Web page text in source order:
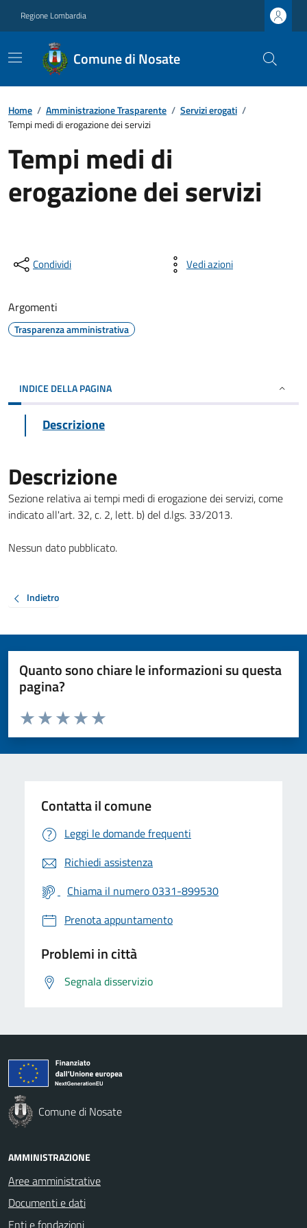
Regione Lombardia
Comune di Nosate
Home / Amministrazione Trasparente / Servizi erogati /
Tempi medi di erogazione dei servizi
Tempi medi di
erogazione dei servizi
Condividi Vedi azioni
Argomenti
Trasparenza amministrativa
INDICE DELLA PAGINA
Descrizione
Descrizione
Sezione relativa ai tempi medi di erogazione dei servizi, come
indicato all'art. 32, c. 2, lett. b) del d.lgs. 33/2013.
Nessun dato pubblicato.
Indietro
Quanto sono chiare le informazioni su questa
pagina?
Valuta da 1 a 5 stelle la pagina
Valuta 5 stelle su 5
Valuta 4 stelle su 5
Valuta 3 stelle su 5
Valuta 2 stelle su 5
Valuta 1 stelle su 5
Contatta il comune
Leggi le domande frequenti
Richiedi assistenza
Chiama il numero 0331-899530
Prenota appuntamento
Problemi in città
Segnala disservizio
Comune di Nosate
AMMINISTRAZIONE
Aree amministrative
Documenti e dati
Enti e fondazioni